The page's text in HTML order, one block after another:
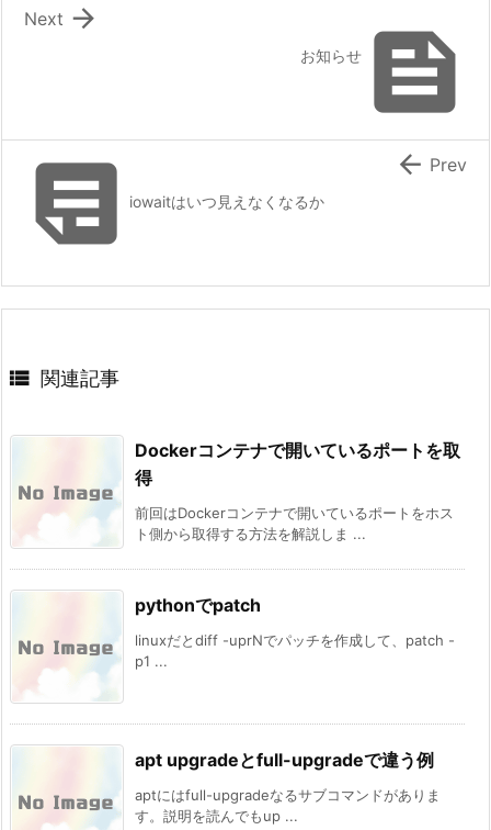

お知らせ

Next
iowaitはいつ見えなくなるか
 Prev
 関連記事
Dockerコンテナで開いているポートを取
得
前回はDockerコンテナで開いているポートをホス
ト側から取得する方法を解説しま ...
pythonでpatch
linuxだとdiff -uprNでパッチを作成して、patch -
p1 ...
apt upgradeとfull-upgradeで違う例
aptにはfull-upgradeなるサブコマンドがありま
す。説明を読んでもup ...